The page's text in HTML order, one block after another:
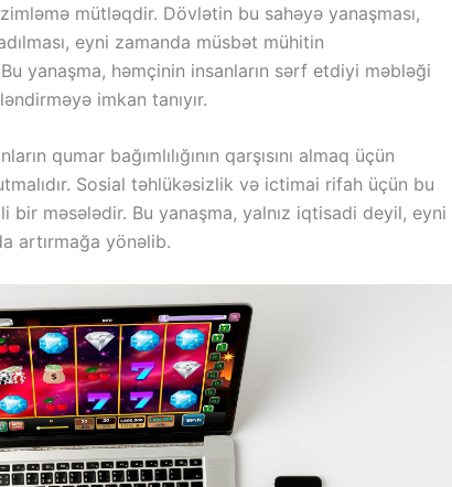
mütləqdir. Dövlətin bu sahəyə yanaşması,
eyni zamanda müsbət mühitin
yanaşma, həmçinin insanların sərf etdiyi məbləği
imkan tanıyır.
qumar bağımlılığının qarşısını almaq üçün
Sosial təhlükəsizlik və ictimai rifah üçün bu
bir məsələdir. Bu yanaşma, yalnız iqtisadi deyil, eyni
artırmağa yönəlib.